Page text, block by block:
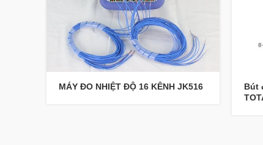
MÁY ĐO NHIỆT ĐỘ 16 KÊNH JK516
Bút